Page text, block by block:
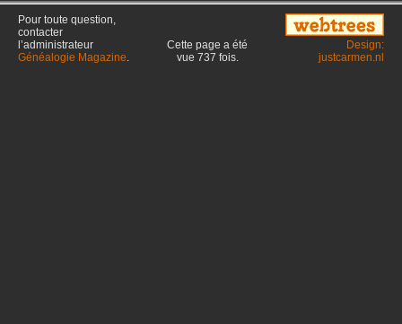
Pour toute question,
contacter
l’administrateur
Généalogie Magazine.
Cette page a été
vue 737 fois.
Design:
justcarmen.nl